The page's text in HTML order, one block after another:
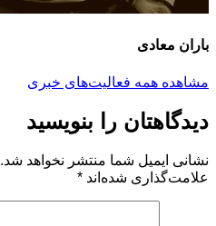
باران معادی
مشاهده همه فعالیت‌های خبری
دیدگاهتان را بنویسید
نشانی ایمیل شما منتشر نخواهد شد.
علامت‌گذاری شده‌اند *